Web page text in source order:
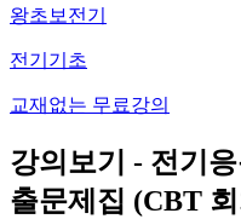
왕초보전기
전기기초
교재없는 무료강의
강의보기 - 전기
출문제집 (CBT